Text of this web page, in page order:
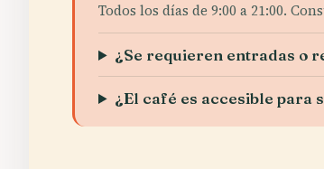
Todos los días de 9:00 a 21:00.
¿Se requieren entradas o
¿El café es accesible para